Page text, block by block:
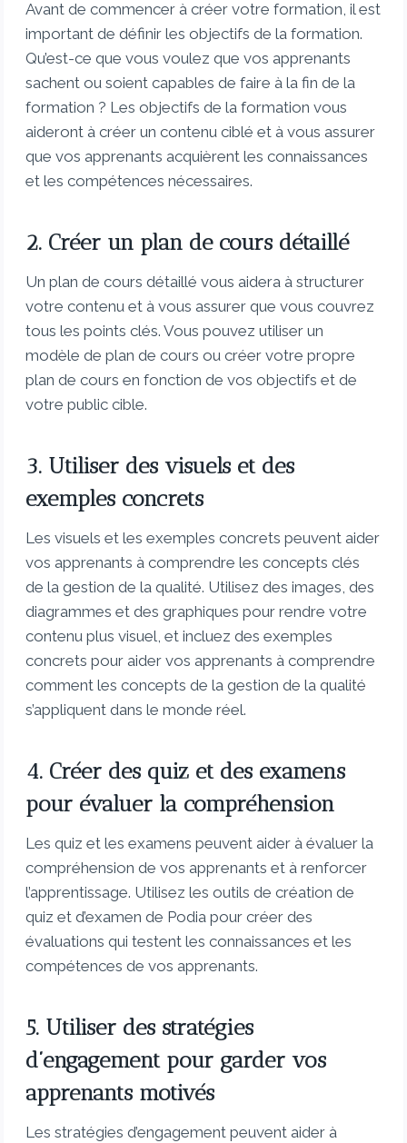
Avant de commencer à créer votre formation, il est
important de définir les objectifs de la formation.
Qu’est-ce que vous voulez que vos apprenants
sachent ou soient capables de faire à la fin de la
formation ? Les objectifs de la formation vous
aideront à créer un contenu ciblé et à vous assurer
que vos apprenants acquièrent les connaissances
et les compétences nécessaires.
2. Créer un plan de cours détaillé
Un plan de cours détaillé vous aidera à structurer
votre contenu et à vous assurer que vous couvrez
tous les points clés. Vous pouvez utiliser un
modèle de plan de cours ou créer votre propre
plan de cours en fonction de vos objectifs et de
votre public cible.
3. Utiliser des visuels et des
exemples concrets
Les visuels et les exemples concrets peuvent aider
vos apprenants à comprendre les concepts clés
de la gestion de la qualité. Utilisez des images, des
diagrammes et des graphiques pour rendre votre
contenu plus visuel, et incluez des exemples
concrets pour aider vos apprenants à comprendre
comment les concepts de la gestion de la qualité
s’appliquent dans le monde réel.
4. Créer des quiz et des examens
pour évaluer la compréhension
Les quiz et les examens peuvent aider à évaluer la
compréhension de vos apprenants et à renforcer
l’apprentissage. Utilisez les outils de création de
quiz et d’examen de Podia pour créer des
évaluations qui testent les connaissances et les
compétences de vos apprenants.
5. Utiliser des stratégies
d’engagement pour garder vos
apprenants motivés
Les stratégies d’engagement peuvent aider à